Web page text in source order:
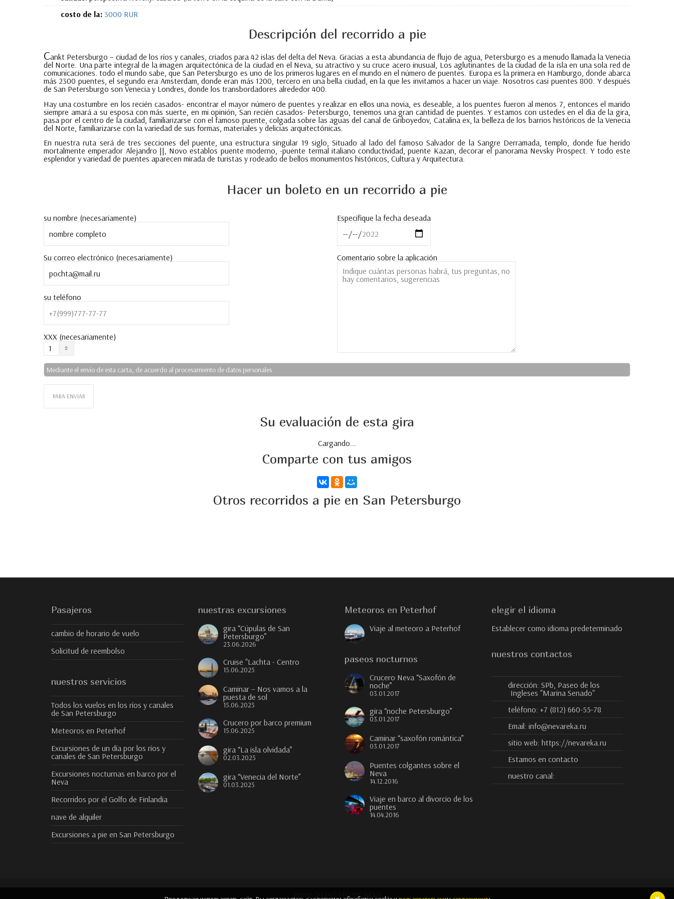
costo de la: 3000 RUR
Descripción del recorrido a pie
Cankt Petersburgo – ciudad de los ríos y canales, criados para 42 islas del delta del Neva. Gracias a esta abundancia de flujo de agua, Petersburgo es a menudo llamada la Venecia
del Norte. Una parte integral de la imagen arquitectónica de la ciudad en el Neva, su atractivo y su cruce acero inusual, Los aglutinantes de la ciudad de la isla en una sola red de
comunicaciones. todo el mundo sabe, que San Petersburgo es uno de los primeros lugares en el mundo en el número de puentes. Europa es la primera en Hamburgo, donde abarca
más 2300 puentes, el segundo era Amsterdam, donde eran más 1200, tercero en una bella ciudad, en la que les invitamos a hacer un viaje. Nosotros casi puentes 800. Y después
de San Petersburgo son Venecia y Londres, donde los transbordadores alrededor 400.
Hay una costumbre en los recién casados- encontrar el mayor número de puentes y realizar en ellos una novia, es deseable, a los puentes fueron al menos 7, entonces el marido
siempre amará a su esposa con más suerte, en mi opinión, San recién casados- Petersburgo, tenemos una gran cantidad de puentes. Y estamos con ustedes en el día de la gira,
pasa por el centro de la ciudad, familiarizarse con el famoso puente, colgada sobre las aguas del canal de Griboyedov, Catalina ex, la belleza de los barrios históricos de la Venecia
del Norte, familiarizarse con la variedad de sus formas, materiales y delicias arquitectónicas.
En nuestra ruta será de tres secciones del puente, una estructura singular 19 siglo, Situado al lado del famoso Salvador de la Sangre Derramada, templo, donde fue herido
mortalmente emperador Alejandro ||, Novo establos puente moderno, -puente termal italiano conductividad, puente Kazan, decorar el panorama Nevsky Prospect. Y todo este
esplendor y variedad de puentes aparecen mirada de turistas y rodeado de bellos monumentos históricos, Cultura y Arquitectura.
Hacer un boleto en un recorrido a pie
su nombre (necesariamente)
Su correo electrónico (necesariamente)
su teléfono
XXX (necesariamente)
Especifique la fecha deseada
Comentario sobre la aplicación
Mediante el envío de esta carta, de acuerdo al procesamiento de datos personales
Su evaluación de esta gira
Cargando...
Comparte con tus amigos
Otros recorridos a pie en San Petersburgo
Pasajeros
cambio de horario de vuelo
Solicitud de reembolso
nuestros servicios
Todos los vuelos en los ríos y canales
de San Petersburgo
Meteoros en Peterhof
Excursiones de un día por los ríos y
canales de San Petersburgo
Excursiones nocturnas en barco por el
Neva
Recorridos por el Golfo de Finlandia
nave de alquiler
Excursiones a pie en San Petersburgo
nuestras excursiones
gira “Cúpulas de San
Petersburgo”
23.06.2026
Cruise "Lachta - Centro
15.06.2025
Caminar – Nos vamos a la
puesta de sol
15.06.2025
Crucero por barco premium
15.06.2025
gira “La isla olvidada”
02.03.2025
gira “Venecia del Norte”
01.03.2025
Meteoros en Peterhof
Viaje al meteoro a Peterhof
paseos nocturnos
Crucero Neva “Saxofón de
noche”
03.01.2017
gira “noche Petersburgo”
03.01.2017
Caminar “saxofón romántica”
03.01.2017
Puentes colgantes sobre el
Neva
14.12.2016
Viaje en barco al divorcio de los
puentes
14.04.2016
elegir el idioma
Establecer como idioma predeterminado
nuestros contactos
dirección:SPb, Paseo de los
Ingleses "Marina Senado"
teléfono:+7 (812) 660-55-78
Email:info@nevareka.ru
sitio web:https://nevareka.ru
Estamos en contacto
nuestro canal:
RÍO DE NEVA